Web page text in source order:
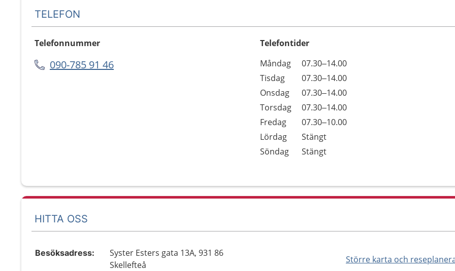
TELEFON
Telefonnummer
090-785 91 46
Telefontider
Dag
Öppettider
Kommentarer
Måndag
07.30–14.00
Tisdag
07.30–14.00
Onsdag
07.30–14.00
Torsdag
07.30–14.00
Fredag
07.30–10.00
Lördag
Stängt
Söndag
Stängt
HITTA OSS
Större karta och
Besöksadress:
Syster Esters gata 13A, 931 86
Skellefteå